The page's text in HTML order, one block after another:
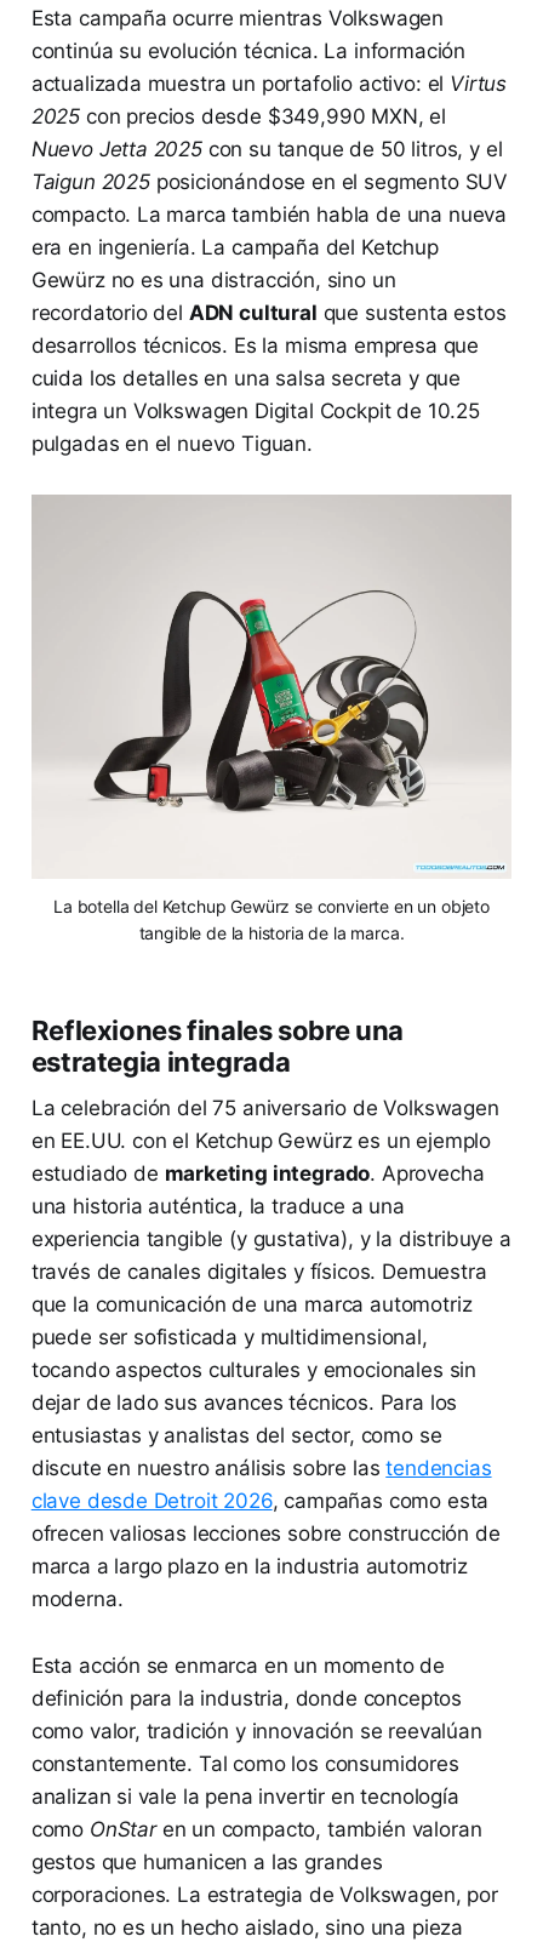
Esta campaña ocurre mientras Volkswagen
continúa su evolución técnica. La información
actualizada muestra un portafolio activo: el Virtus
2025 con precios desde $349,990 MXN, el
Nuevo Jetta 2025con su tanque de 50 litros, y el
Taigun 2025posicionándose en el segmento SUV
compacto. La marca también habla de una nueva
era en ingeniería. La campaña del Ketchup
Gewürz no es una distracción, sino un
recordatorio del ADN cultural que sustenta estos
desarrollos técnicos. Es la misma empresa que
cuida los detalles en una salsa secreta y que
integra un Volkswagen Digital Cockpit de 10.25
pulgadas en el nuevo Tiguan.
La botella del Ketchup Gewürz se convierte en un objeto
tangible de la historia de la marca.
Reflexiones finales sobre una
estrategia integrada
La celebración del 75 aniversario de Volkswagen
en EE.UU. con el Ketchup Gewürz es un ejemplo
estudiado de marketing integrado. Aprovecha
una historia auténtica, la traduce a una
experiencia tangible (y gustativa), y la distribuye a
través de canales digitales y físicos. Demuestra
que la comunicación de una marca automotriz
puede ser sofisticada y multidimensional,
tocando aspectos culturales y emocionales sin
dejar de lado sus avances técnicos. Para los
entusiastas y analistas del sector, como se
discute en nuestro análisis sobre lastendencias
clave desde Detroit 2026, campañas como esta
ofrecen valiosas lecciones sobre construcción de
marca a largo plazo en la industria automotriz
moderna.
Esta acción se enmarca en un momento de
definición para la industria, donde conceptos
como valor, tradición y innovación se reevalúan
constantemente. Tal como los consumidores
analizan si vale la pena invertir en tecnología
como OnStaren un compacto, también valoran
gestos que humanicen a las grandes
corporaciones. La estrategia de Volkswagen, por
tanto, no es un hecho aislado, sino una pieza